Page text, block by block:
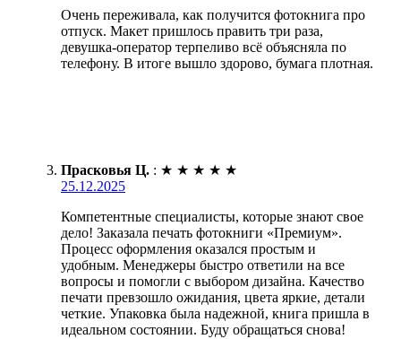
Очень переживала, как получится фотокнига про
отпуск. Макет пришлось править три раза,
девушка-оператор терпеливо всё объясняла по
телефону. В итоге вышло здорово, бумага плотная.
Прасковья Ц. : ★ ★ ★ ★ ★
25.12.2025
Компетентные специалисты, которые знают свое
дело! Заказала печать фотокниги «Премиум».
Процесс оформления оказался простым и
удобным. Менеджеры быстро ответили на все
вопросы и помогли с выбором дизайна. Качество
печати превзошло ожидания, цвета яркие, детали
четкие. Упаковка была надежной, книга пришла в
идеальном состоянии. Буду обращаться снова!